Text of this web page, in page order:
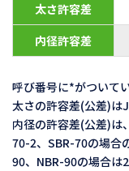
太さ許容差
内径許容差
呼び番号に*がついて
太さの許容差(公差)は
内径の許容差(公差)は
70-2、SBR-70の場合
90、NBR-90の場合は